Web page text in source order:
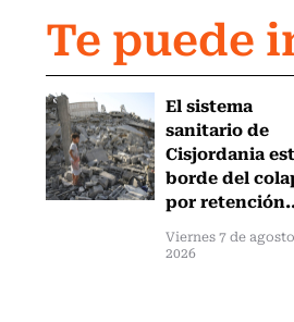
Te puede
El sistema
sanitario de
Cisjordania
borde del
por
Viernes 7 de
2026